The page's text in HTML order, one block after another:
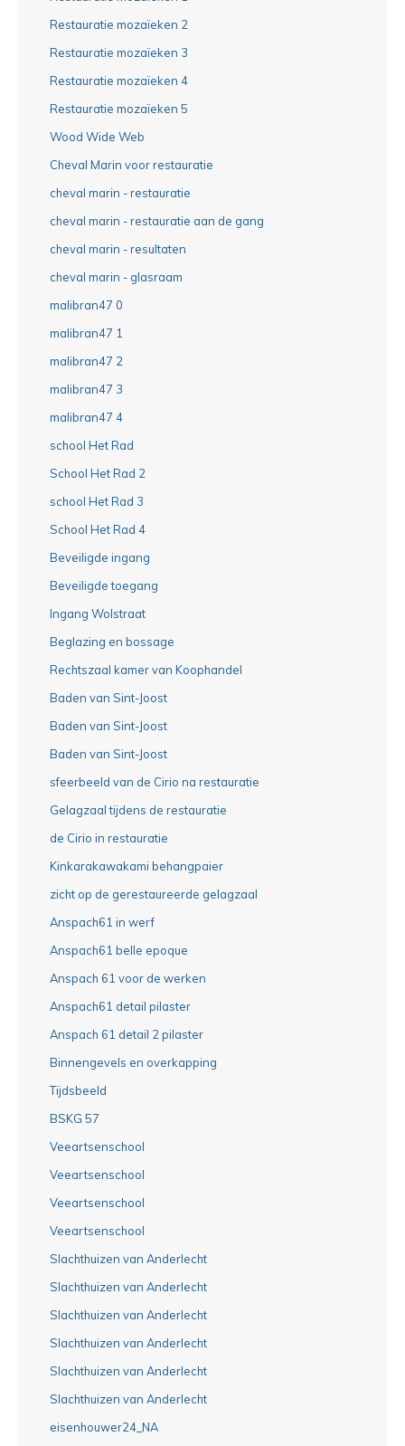
Restauratie mozaïeken 2
Restauratie mozaïeken 3
Restauratie mozaïeken 4
Restauratie mozaïeken 5
Wood Wide Web
Cheval Marin voor restauratie
cheval marin - restauratie
cheval marin - restauratie aan de gang
cheval marin - resultaten
cheval marin - glasraam
malibran47 0
malibran47 1
malibran47 2
malibran47 3
malibran47 4
school Het Rad
School Het Rad 2
school Het Rad 3
School Het Rad 4
Beveiligde ingang
Beveiligde toegang
Ingang Wolstraat
Beglazing en bossage
Rechtszaal kamer van Koophandel
Baden van Sint-Joost
Baden van Sint-Joost
Baden van Sint-Joost
sfeerbeeld van de Cirio na restauratie
Gelagzaal tijdens de restauratie
de Cirio in restauratie
Kinkarakawakami behangpaier
zicht op de gerestaureerde gelagzaal
Anspach61 in werf
Anspach61 belle epoque
Anspach 61 voor de werken
Anspach61 detail pilaster
Anspach 61 detail 2 pilaster
Binnengevels en overkapping
Tijdsbeeld
BSKG 57
Veeartsenschool
Veeartsenschool
Veeartsenschool
Veeartsenschool
Slachthuizen van Anderlecht
Slachthuizen van Anderlecht
Slachthuizen van Anderlecht
Slachthuizen van Anderlecht
Slachthuizen van Anderlecht
Slachthuizen van Anderlecht
eisenhouwer24_NA